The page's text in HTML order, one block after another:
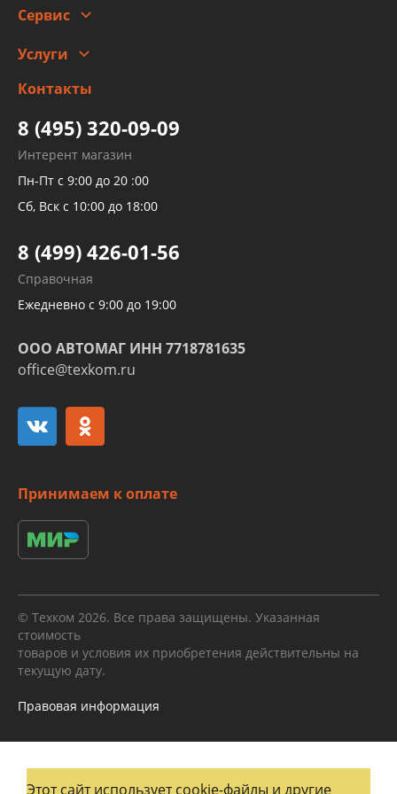
Сервис
Заправка кондиционера авто
Детейлинг
Услуги
высокого давления
Тормозных трубок
Рукавов гидроусилителей
Рукавов компрессоров и турбин
Трубок кондиционеров
Развертка пайка медных стальных
алюминиевых трубок и штуцеров
Контакты
8 (495) 320-09-09
Интерент магазин
Пн-Пт с 9:00 до 20 :00
Сб, Вск с 10:00 до 18:00
8 (499) 426-01-56
Справочная
Ежедневно с 9:00 до 19:00
ООО АВТОМАГ ИНН 7718781635
office@texkom.ru
Принимаем к оплате
© Техком 2026. Все права защищены. Указанная
стоимость
товаров и условия их приобретения действительны на
текущую дату.
Правовая информация
Этот сайт использует cookie-файлы и другие